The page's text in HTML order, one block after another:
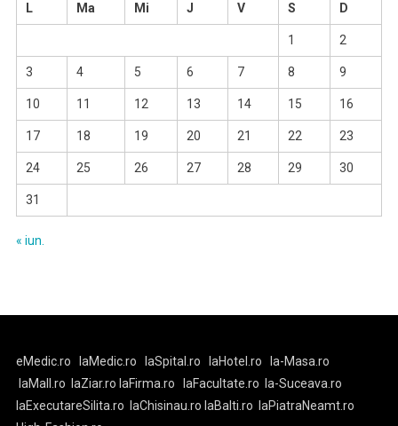
L
Ma Mi J V S D
1 2
3 4 5 6 7 8 9
10 11 12 13 14 15 16
17 18 19 20 21 22 23
24 25 26 27 28 29 30
31
« iun.
eMedic.ro laMedic.ro laSpital.ro laHotel.ro
la-Masa.ro
laMall.ro
laZiar.ro laFirma.ro laFacultate.ro
la-Suceava.ro
laExecutareSilita.ro
laChisinau.ro laBalti.ro
laPiatraNeamt.ro